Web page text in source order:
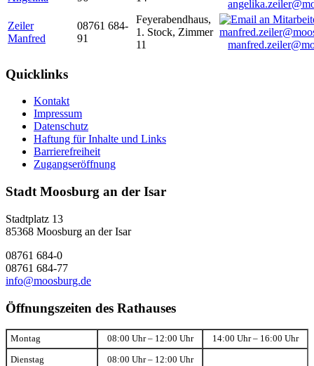
Zeiler
Manfred
08761 684-
91
Feyerabendhaus,
1. Stock, Zimmer
11
Quicklinks
Kontakt
Impressum
Datenschutz
Haftung für Inhalte und Links
Barrierefreiheit
Zugangseröffnung
Stadt Moosburg an der Isar
Stadtplatz 13
85368 Moosburg an der Isar
08761 684-0
08761 684-77
info@moosburg.de
Öffnungszeiten des Rathauses
Montag 08:00 Uhr – 12:00 Uhr 14:00 Uhr – 16:00 Uhr
Dienstag 08:00 Uhr – 12:00 Uhr